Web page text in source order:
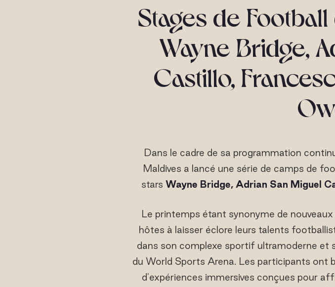
Stages de
Wayne Bridge,
Castillo,
Dans le cadre de sa programmation
Maldives a lancé une série de camps de
stars Wayne Bridge, Adrian San Miguel
Le printemps étant synonyme de
hôtes à laisser éclore leurs talents
dans son complexe sportif ultramoderne et
du World Sports Arena. Les participants ont
d'expériences immersives conçues pour